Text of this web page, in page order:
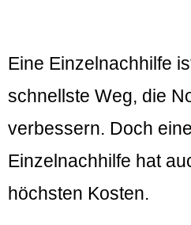
Eine Einzelnachhilfe
schnellste Weg, die
verbessern. Doch eine
Einzelnachhilfe hat
höchsten Kosten.